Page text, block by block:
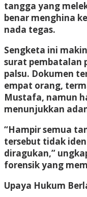
tangga yang
benar menghina
nada tegas.
Sengketa ini
surat pembatalan
palsu. Dokumen
empat orang,
Mustafa, namun
menunjukkan
“Hampir semua
tersebut tidak
diragukan,”
forensik yang
Upaya Hukum